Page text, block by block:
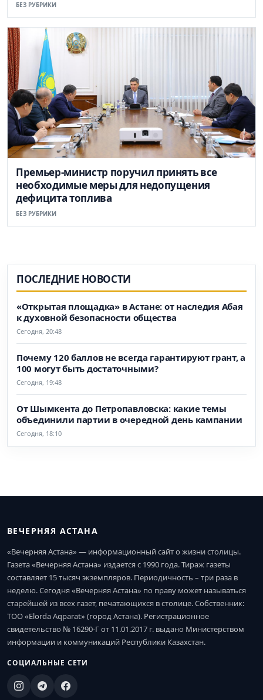
БЕЗ РУБРИКИ
Премьер-министр поручил принять все
необходимые меры для недопущения
дефицита топлива
БЕЗ РУБРИКИ
ПОСЛЕДНИЕ НОВОСТИ
«Открытая площадка» в Астане: от наследия Абая
к духовной безопасности общества
Сегодня, 20:48
Почему 120 баллов не всегда гарантируют грант, а
100 могут быть достаточными?
Сегодня, 19:48
От Шымкента до Петропавловска: какие темы
объединили партии в очередной день кампании
Сегодня, 18:10
ВЕЧЕРНЯЯ АСТАНА
«Вечерняя Астана» — информационный сайт о жизни столицы.
Газета «Вечерняя Астана» издается с 1990 года. Тираж газеты
составляет 15 тысяч экземпляров. Периодичность – три раза в
неделю. Сегодня «Вечерняя Астана» по праву может называться
старейшей из всех газет, печатающихся в столице. Собственник:
ТОО «Elorda Aqparat» (город Астана). Регистрационное
свидетельство № 16290-Г от 11.01.2017 г. выдано Министерством
информации и коммуникаций Республики Казахстан.
СОЦИАЛЬНЫЕ СЕТИ